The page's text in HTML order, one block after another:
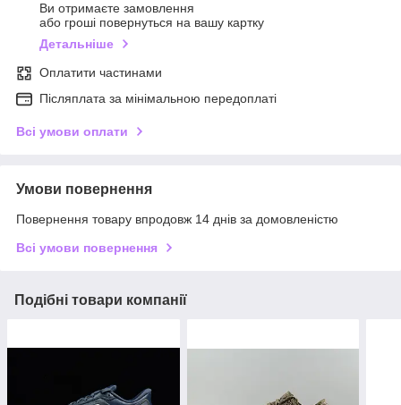
Ви отримаєте замовлення
або гроші повернуться на вашу картку
Детальніше
Оплатити частинами
Післяплата за мінімальною передоплаті
Всі умови оплати
Умови повернення
Повернення товару впродовж 14 днів за домовленістю
Всі умови повернення
Подібні товари компанії